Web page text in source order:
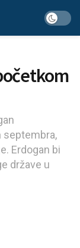
septembra,
Erdogan bi
države u